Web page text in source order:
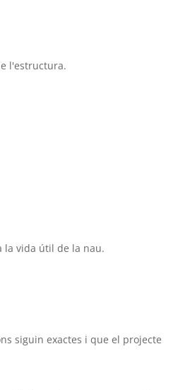
l'estructura.
la vida útil de la nau.
siguin exactes i que el projecte